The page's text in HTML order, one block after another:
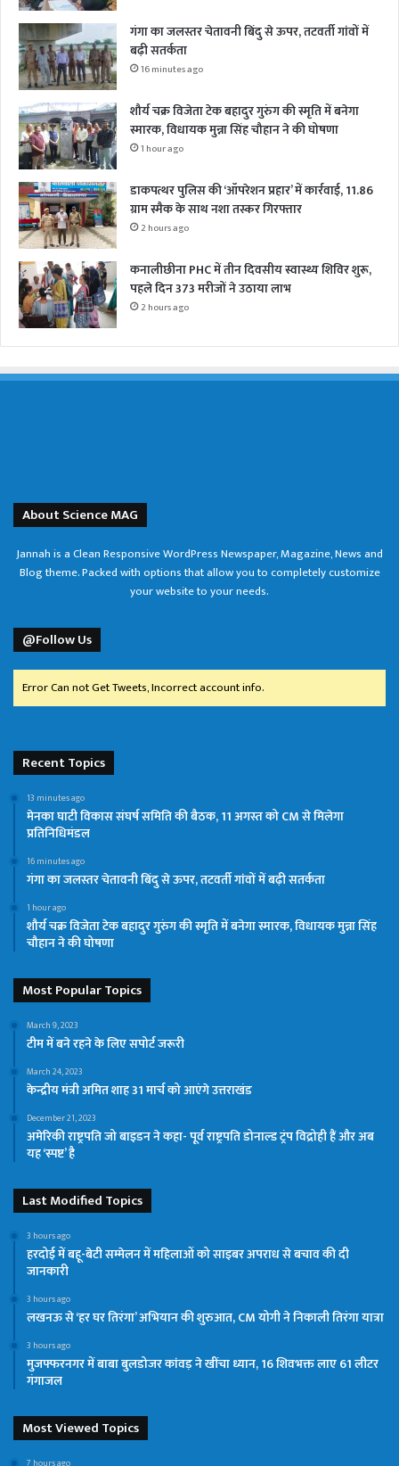
गंगा का जलस्तर चेतावनी बिंदु से ऊपर, तटवर्ती गांवों में
बढ़ी सतर्कता
16 minutes ago
शौर्य चक्र विजेता टेक बहादुर गुरुंग की स्मृति में बनेगा
स्मारक, विधायक मुन्ना सिंह चौहान ने की घोषणा
1 hour ago
डाकपत्थर पुलिस की ‘ऑपरेशन प्रहार’ में कार्रवाई, 11.86
ग्राम स्मैक के साथ नशा तस्कर गिरफ्तार
2 hours ago
कनालीछीना PHC में तीन दिवसीय स्वास्थ्य शिविर शुरू,
पहले दिन 373 मरीजों ने उठाया लाभ
2 hours ago
About Science MAG
Jannah is a Clean Responsive WordPress Newspaper, Magazine, News and
Blog theme. Packed with options that allow you to completely customize
your website to your needs.
@Follow Us
Error Can not Get Tweets, Incorrect account info.
Recent Topics
13 minutes ago
मेनका घाटी विकास संघर्ष समिति की बैठक, 11 अगस्त को CM से मिलेगा
प्रतिनिधिमंडल
16 minutes ago
गंगा का जलस्तर चेतावनी बिंदु से ऊपर, तटवर्ती गांवों में बढ़ी सतर्कता
1 hour ago
शौर्य चक्र विजेता टेक बहादुर गुरुंग की स्मृति में बनेगा स्मारक, विधायक मुन्ना सिंह
चौहान ने की घोषणा
Most Popular Topics
March 9, 2023
टीम में बने रहने के लिए सपोर्ट जरूरी
March 24, 2023
केन्द्रीय मंत्री अमित शाह 31 मार्च को आएंगे उत्तराखंड
December 21, 2023
अमेरिकी राष्ट्रपति जो बाइडन ने कहा- पूर्व राष्ट्रपति डोनाल्ड ट्रंप विद्रोही हैं और अब
यह ‘स्पष्ट’ है
Last Modified Topics
3 hours ago
हरदोई में बहू-बेटी सम्मेलन में महिलाओं को साइबर अपराध से बचाव की दी
जानकारी
3 hours ago
लखनऊ से ‘हर घर तिरंगा’ अभियान की शुरुआत, CM योगी ने निकाली तिरंगा यात्रा
3 hours ago
मुजफ्फरनगर में बाबा बुलडोजर कांवड़ ने खींचा ध्यान, 16 शिवभक्त लाए 61 लीटर
गंगाजल
Most Viewed Topics